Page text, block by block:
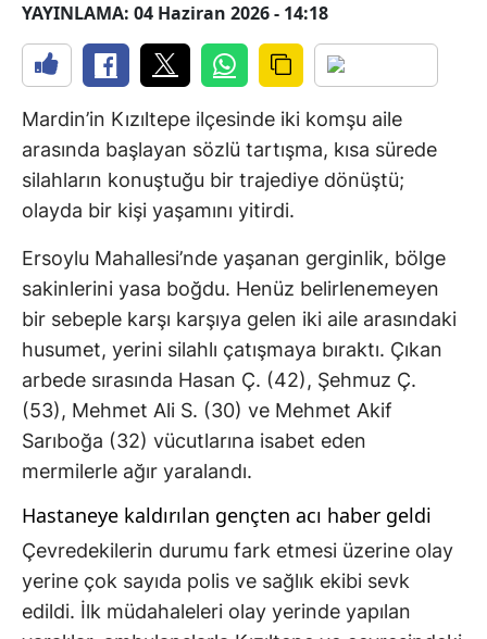
YAYINLAMA: 04 Haziran 2026 - 14:18
Mardin’in Kızıltepe ilçesinde iki komşu aile
arasında başlayan sözlü tartışma, kısa sürede
silahların konuştuğu bir trajediye dönüştü;
olayda bir kişi yaşamını yitirdi.
Ersoylu Mahallesi’nde yaşanan gerginlik, bölge
sakinlerini yasa boğdu. Henüz belirlenemeyen
bir sebeple karşı karşıya gelen iki aile arasındaki
husumet, yerini silahlı çatışmaya bıraktı. Çıkan
arbede sırasında Hasan Ç. (42), Şehmuz Ç.
(53), Mehmet Ali S. (30) ve Mehmet Akif
Sarıboğa (32) vücutlarına isabet eden
mermilerle ağır yaralandı.
Hastaneye kaldırılan gençten acı haber geldi
Çevredekilerin durumu fark etmesi üzerine olay
yerine çok sayıda polis ve sağlık ekibi sevk
edildi. İlk müdahaleleri olay yerinde yapılan